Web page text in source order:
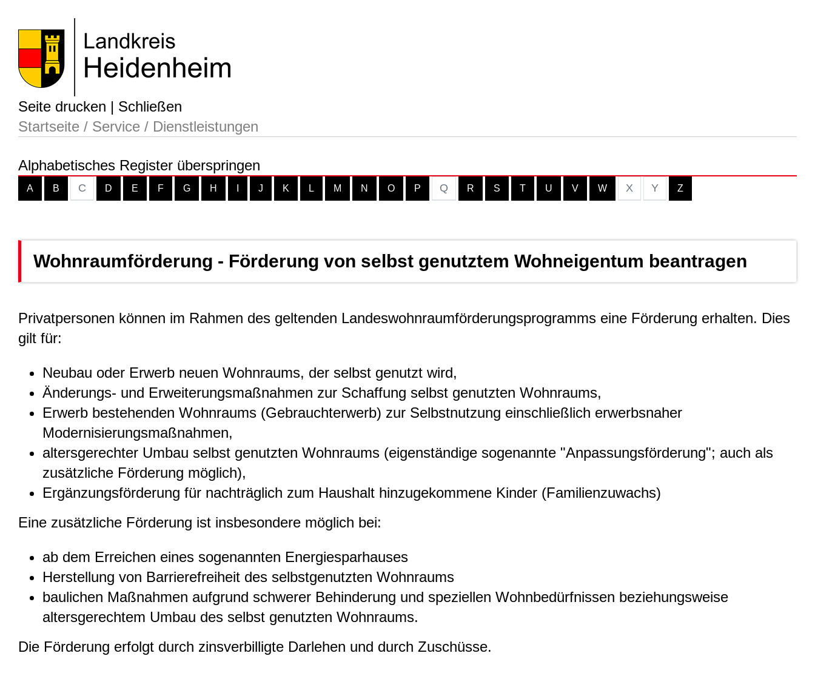
Seite drucken | Schließen
Startseite / Service / Dienstleistungen
Alphabetisches Register überspringen
A B C D E F G H J K L M N O P Q R S T U V W X Y Z
Wohnraumförderung - Förderung von selbst genutztem Wohneigentum beantragen
Privatpersonen können im Rahmen des geltenden Landeswohnraumförderungsprogramms eine Förderung erhalten. Dies
gilt für:
Neubau oder Erwerb neuen Wohnraums, der selbst genutzt wird,
Änderungs- und Erweiterungsmaßnahmen zur Schaffung selbst genutzten Wohnraums,
Erwerb bestehenden Wohnraums (Gebrauchterwerb) zur Selbstnutzung einschließlich erwerbsnaher
Modernisierungsmaßnahmen,
altersgerechter Umbau selbst genutzten Wohnraums (eigenständige sogenannte "Anpassungsförderung"; auch als
zusätzliche Förderung möglich),
Ergänzungsförderung für nachträglich zum Haushalt hinzugekommene Kinder (Familienzuwachs)
Eine zusätzliche Förderung ist insbesondere möglich bei:
ab dem Erreichen eines sogenannten Energiesparhauses
Herstellung von Barrierefreiheit des selbstgenutzten Wohnraums
baulichen Maßnahmen aufgrund schwerer Behinderung und speziellen Wohnbedürfnissen beziehungsweise
altersgerechtem Umbau des selbst genutzten Wohnraums.
Die Förderung erfolgt durch zinsverbilligte Darlehen und durch Zuschüsse.